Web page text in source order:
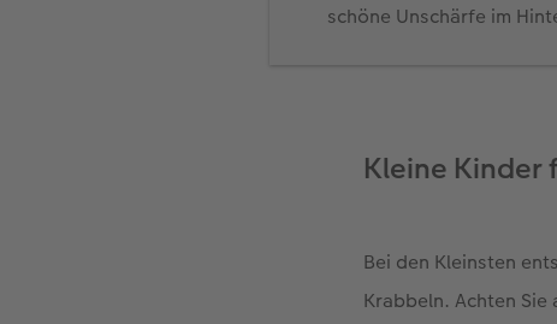
schöne Unschärfe im
Kleine
Bei den Kleinsten
Krabbeln. Achten